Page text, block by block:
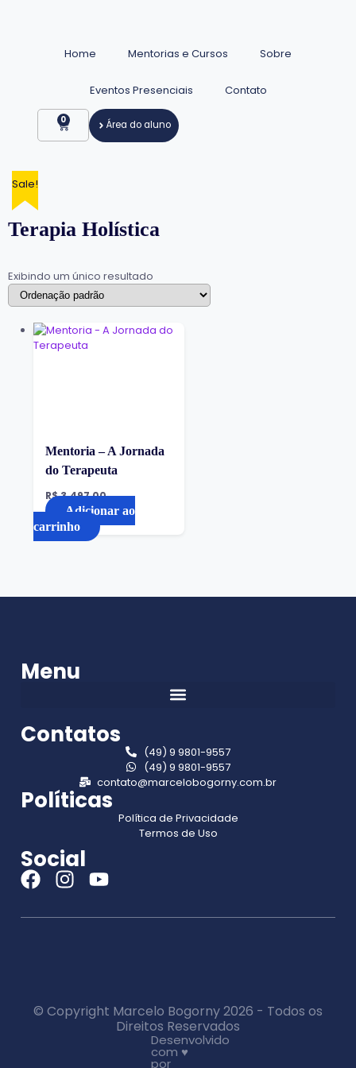
Home Mentorias e Cursos Sobre
Eventos Presenciais Contato
0 Área do aluno
Terapia Holística
Exibindo um único resultado
Sale!
Mentoria – A Jornada
do Terapeuta
R$3.497,00
Adicionar ao
carrinho
Menu
Contatos
(49) 9 9801-9557
(49) 9 9801-9557
contato@marcelobogorny.com.br
Políticas
Política de Privacidade
Termos de Uso
Social
© Copyright Marcelo Bogorny 2026 - Todos os
Direitos Reservados
Desenvolvido
com ♥
por